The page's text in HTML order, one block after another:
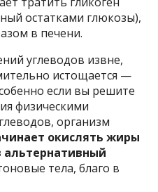
остатками глюкозы),
в печени.
углеводов извне,
истощается —
если вы решите
физическими
организм
окислять жиры
тела, благо в